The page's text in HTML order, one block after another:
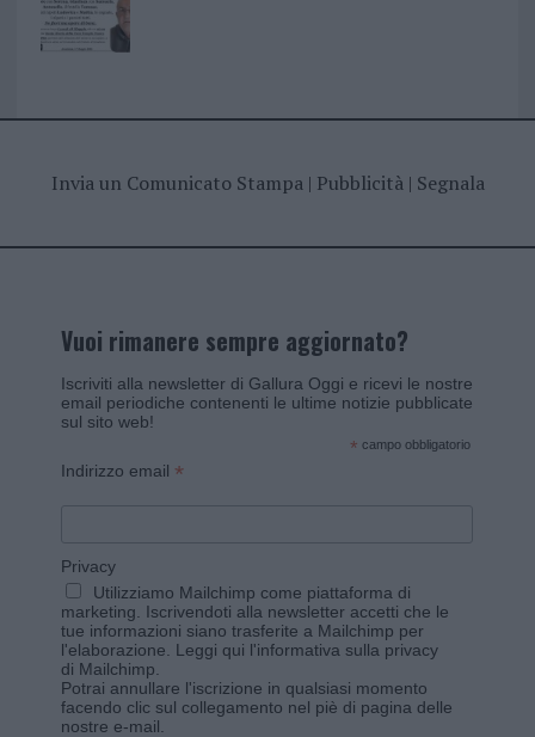
Invia un Comunicato Stampa| Pubblicità| Segnala
Vuoi rimanere sempre aggiornato?
Iscriviti alla newsletter di Gallura Oggi e ricevi le nostre
email periodiche contenenti le ultime notizie pubblicate
sul sito web!
* campo obbligatorio
Indirizzo email *
Privacy
Utilizziamo Mailchimp come piattaforma di
marketing. Iscrivendoti alla newsletter accetti che le
tue informazioni siano trasferite a Mailchimp per
l'elaborazione. Leggi qui l'informativa sulla privacy
di Mailchimp
Potrai annullare l'iscrizione in qualsiasi momento
facendo clic sul collegamento nel piè di pagina delle
nostre e-mail.